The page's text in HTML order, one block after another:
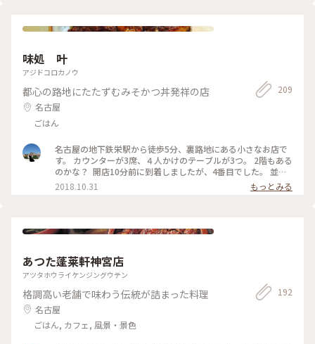
っぷ愛知 #秋の装い #万博 #愛知県 #名古屋
味処 叶
アジドコロカノウ
都心の路地にたたずむみそかつ丼発祥の店
名古屋
ごはん
209
名古屋の地下鉄栄駅から徒歩5分、裏路地にある小さなお店で
す。 カウンターが3席、４人かけのテーブルが3つ。 2階もある
のかな？ 開店10分前に到着しましたが、4番目でした。 並ん
でいるときにメニューを配られて注文するのですが、それでも
提供されるまでに20分近く。 作っている人は「店長」と呼ば
ージョンができます。 丼のご飯の上にその卵をのせます。その
るのに時間がかかるのですね。濃厚赤味噌がカツに、卵に、ご
飯にしみしみです。カツはタレにつけているのに、カリッとし
ています。柔らかい。 関西人には好みが分かれる所だと思いま
すが、私はとても美味しかった。味噌の甘さが控えめなので、
飽きません。 赤味噌の味噌汁もアツアツで良かったです。 #名
古屋めし #味噌カツ丼 #栄ランチ
2018.10.31 もっとみる
あつた蓬莱軒神宮店
アツタホウライケンジングウテン
格調高い老舗で味わう伝統が詰まった料理
名古屋
ごはん, カフェ, 風景・景色
192